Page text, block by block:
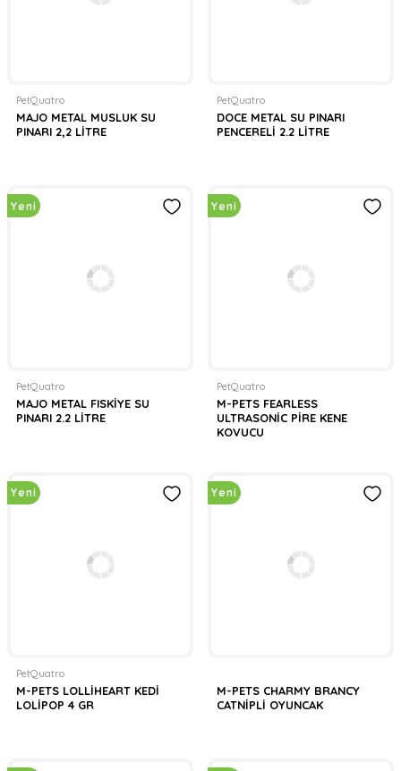
PetQuatro
MAJO METAL MUSLUK SU
PINARI 2,2 LİTRE
PetQuatro
DOCE METAL SU PINARI
PENCERELİ 2.2 LİTRE
Yeni
PetQuatro
MAJO METAL FISKİYE SU
PINARI 2.2 LİTRE
Yeni
PetQuatro
M-PETS FEARLESS
ULTRASONİC PİRE KENE
KOVUCU
Yeni
PetQuatro
M-PETS LOLLİHEART KEDİ
LOLİPOP 4 GR
Yeni
M-PETS CHARMY BRANCY
CATNİPLİ OYUNCAK